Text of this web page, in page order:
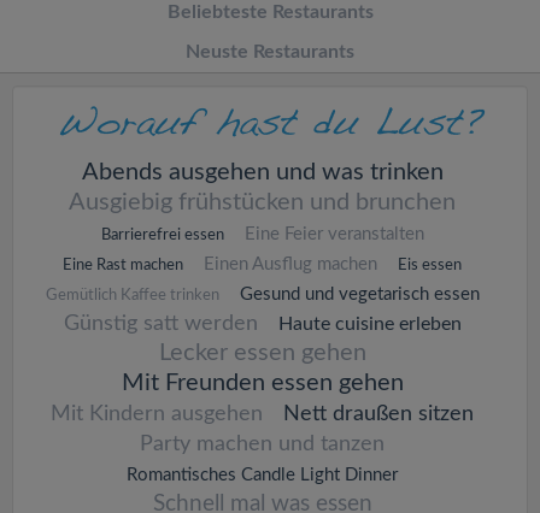
Beliebteste Restaurants
Neuste Restaurants
Abends ausgehen und was trinken
Ausgiebig frühstücken und brunchen
Barrierefrei essen Eine Feier veranstalten
Eine Rast machen Einen Ausflug machen
Eis essen
Gemütlich Kaffee trinken
Gesund und vegetarisch essen
Günstig satt werden Haute cuisine erleben
Lecker essen gehen
Mit Freunden essen gehen
Mit Kindern ausgehen
Nett draußen sitzen
Party machen und tanzen
Romantisches Candle Light Dinner
Schnell mal was essen